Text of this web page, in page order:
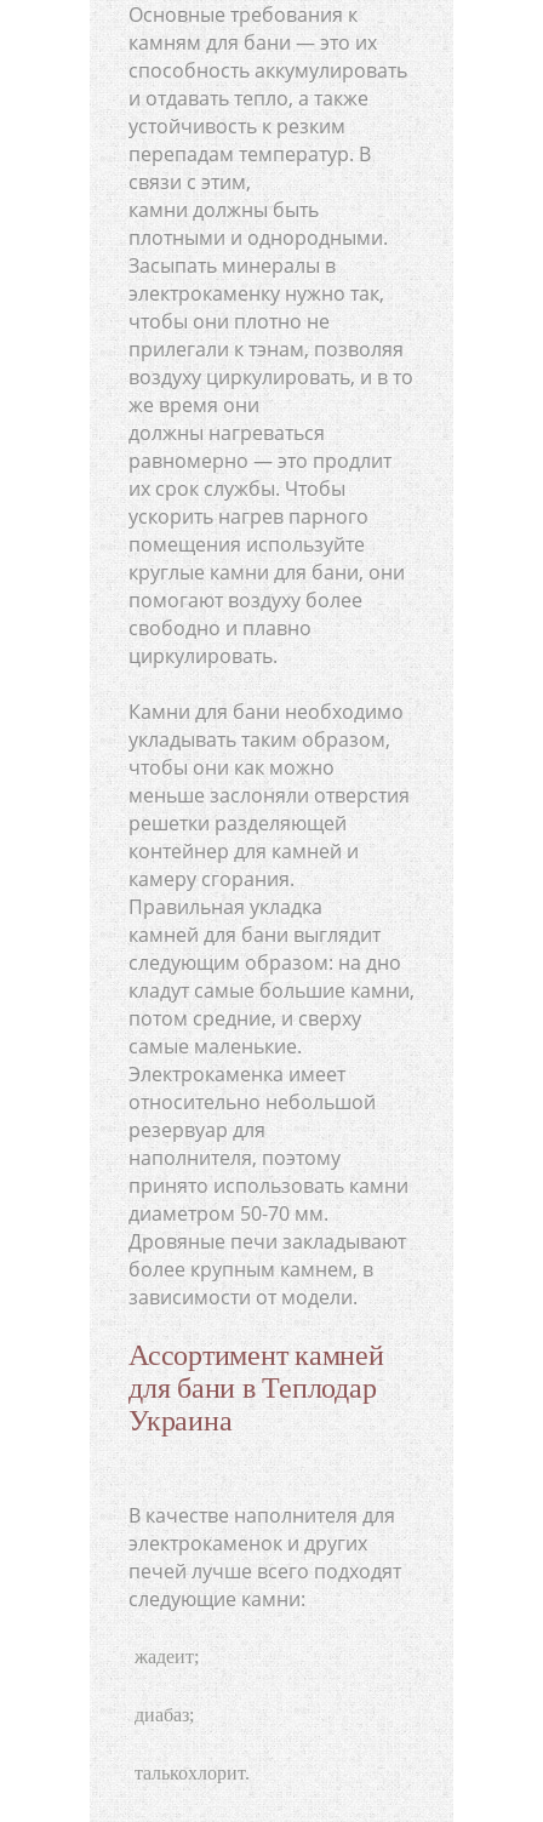
Основные требования к
камням для бани — это их
способность аккумулировать
и отдавать тепло, а также
устойчивость к резким
перепадам температур. В
связи с этим,
камни должны быть
плотными и однородными.
Засыпать минералы в
электрокаменку нужно так,
чтобы они плотно не
прилегали к тэнам, позволяя
воздуху циркулировать, и в то
же время они
должны нагреваться
равномерно — это продлит
их срок службы. Чтобы
ускорить нагрев парного
помещения используйте
круглые камни для бани, они
помогают воздуху более
свободно и плавно
циркулировать.
Камни для бани необходимо
укладывать таким образом,
чтобы они как можно
меньше заслоняли отверстия
решетки разделяющей
контейнер для камней и
камеру сгорания.
Правильная укладка
камней для бани выглядит
следующим образом: на дно
кладут самые большие камни,
потом средние, и сверху
самые маленькие.
Электрокаменка имеет
относительно небольшой
резервуар для
наполнителя, поэтому
принято использовать камни
диаметром 50-70 мм.
Дровяные печи закладывают
более крупным камнем, в
зависимости от модели.
Ассортимент камней
для бани в Теплодар
Украина
В качестве наполнителя для
электрокаменок и других
печей лучше всего подходят
следующие камни:
жадеит;
диабаз;
талькохлорит.